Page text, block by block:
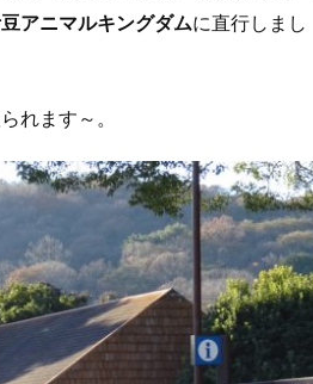
アニマルキングダムに直行しまし
れます～。